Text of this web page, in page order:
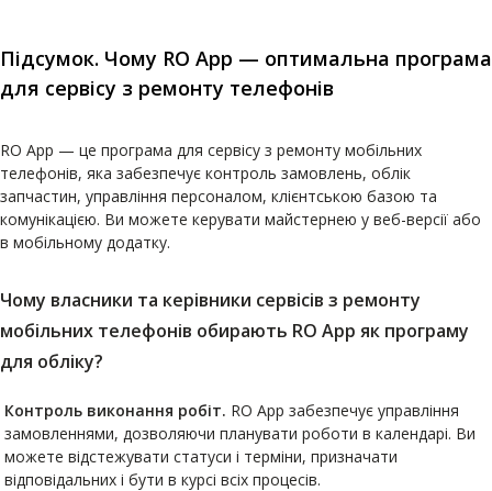
Підсумок. Чому RO App — оптимальна програма
для сервісу з ремонту телефонів
RO App — це програма для сервісу з ремонту мобільних
телефонів, яка забезпечує контроль замовлень, облік
запчастин, управління персоналом, клієнтською базою та
комунікацією. Ви можете керувати майстернею у веб-версії або
в мобільному додатку.
Чому власники та керівники сервісів з ремонту
мобільних телефонів обирають RO App як програму
для обліку?
Контроль виконання робіт. RO App забезпечує управління
замовленнями, дозволяючи планувати роботи в календарі. Ви
можете відстежувати статуси і терміни, призначати
відповідальних і бути в курсі всіх процесів.